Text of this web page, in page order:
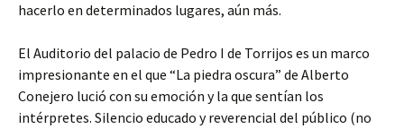
hacerlo en determinados lugares, aún más.
El Auditorio del palacio de Pedro I de Torrijos es un marco
impresionante en el que “La piedra oscura” de Alberto
Conejero lució con su emoción y la que sentían los
intérpretes. Silencio educado y reverencial del público (no